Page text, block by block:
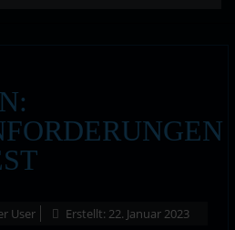
User
Erstellt: 22. Januar 2023